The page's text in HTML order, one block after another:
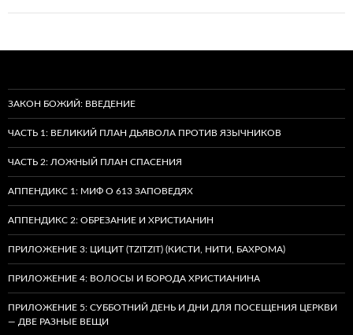
ЗАКОН БОЖИЙ: ВВЕДЕНИЕ
ЧАСТЬ 1: ВЕЛИКИЙ ПЛАН ДЬЯВОЛА ПРОТИВ ЯЗЫЧНИКОВ
ЧАСТЬ 2: ЛОЖНЫЙ ПЛАН СПАСЕНИЯ
АППЕНДИКС 1: МИФ О 613 ЗАПОВЕДЯХ
АППЕНДИКС 2: ОБРЕЗАНИЕ И ХРИСТИАНИН
ПРИЛОЖЕНИЕ 3: ЦИЦИТ (TZITZIT) (КИСТИ, НИТИ, БАХРОМА)
ПРИЛОЖЕНИЕ 4: ВОЛОСЫ И БОРОДА ХРИСТИАНИНА
ПРИЛОЖЕНИЕ 5: СУББОТНИЙ ДЕНЬ И ДНИ ДЛЯ ПОСЕЩЕНИЯ ЦЕРКВИ
— ДВЕ РАЗНЫЕ ВЕЩИ